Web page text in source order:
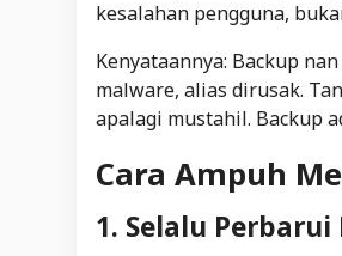
kesalahan pengguna,
Kenyataannya: Backup
malware, alias dirusak.
apalagi mustahil. Backup
Cara Ampuh
1. Selalu